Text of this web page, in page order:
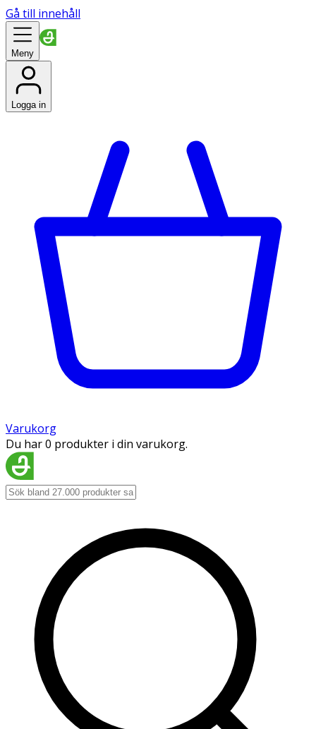
Gå till innehåll
Meny
Logga in
Varukorg
Du har 0 produkter i din varukorg.